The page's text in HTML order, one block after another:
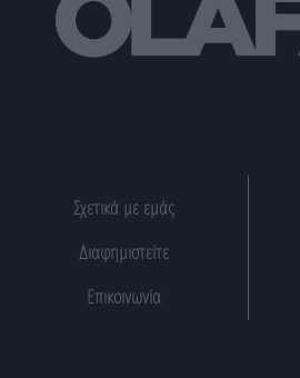
Σχετικά με εμάς
Διαφημιστείτε
Επικοινωνία